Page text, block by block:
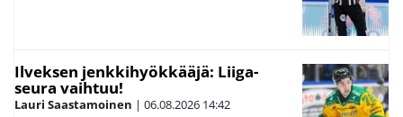
Ilveksen jenkkihyökkääjä: Liiga-
seura vaihtuu!
Lauri Saastamoinen | 06.08.2026 14:42